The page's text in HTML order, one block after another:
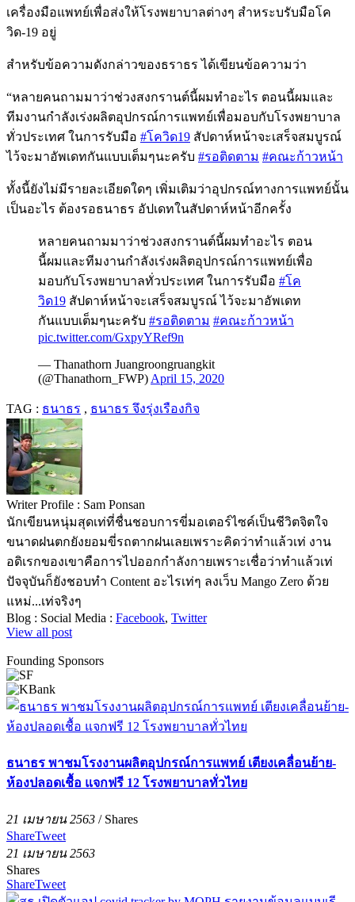
เครื่องมือแพทย์เพื่อส่งให้โรงพยาบาลต่างๆ สำหระบรับมือโค
วิด-19 อยู่
สำหรับข้อความดังกล่าวของธราธร ได้เขียนข้อความว่า
“หลายคนถามมาว่าช่วงสงกรานต์นี้ผมทำอะไร ตอนนี้ผมและ
ทีมงานกำลังเร่งผลิตอุปกรณ์การแพทย์เพื่อมอบกับโรงพยาบาล
ทั่วประเทศ ในการรับมือ #โควิด19 สัปดาห์หน้าจะเสร็จสมบูรณ์
ไว้จะมาอัพเดทกันแบบเต็มๆนะครับ #รอติดตาม #คณะก้าวหน้า
ทั้งนี้ยังไม่มีรายละเอียดใดๆ เพิ่มเติมว่าอุปกรณ์ทางการแพทย์นั้น
เป็นอะไร ต้องรอธนาธร อัปเดทในสัปดาห์หน้าอีกครั้ง
หลายคนถามมาว่าช่วงสงกรานต์นี้ผมทำอะไร ตอน
นี้ผมและทีมงานกำลังเร่งผลิตอุปกรณ์การแพทย์เพื่อ
มอบกับโรงพยาบาลทั่วประเทศ ในการรับมือ #โค
วิด19 สัปดาห์หน้าจะเสร็จสมบูรณ์ ไว้จะมาอัพเดท
กันแบบเต็มๆนะครับ #รอติดตาม #คณะก้าวหน้า
pic.twitter.com/GxpyYRef9n
— Thanathorn Juangroongruangkit
(@Thanathorn_FWP) April 15, 2020
TAG : ธนาธร , ธนาธร จึงรุ่งเรืองกิจ
Writer Profile : Sam Ponsan
นักเขียนหนุ่มสุดเท่ที่ชื่นชอบการขี่มอเตอร์ไซค์เป็นชีวิตจิตใจ
ขนาดฝนตกยังยอมขี่รถตากฝนเลยเพราะคิดว่าทำแล้วเท่ งาน
อดิเรกของเขาคือการไปออกกำลังกายเพราะเชื่อว่าทำแล้วเท่
ปัจจุบันก็ยังชอบทำ Content อะไรเท่ๆ ลงเว็บ Mango Zero ด้วย
แหม่...เท่จริงๆ
Blog : Social Media : Facebook, Twitter
View all post
Founding Sponsors
ธนาธร พาชมโรงงานผลิตอุปกรณ์การแพทย์ เตียงเคลื่อนย้าย-
ห้องปลอดเชื้อ แจกฟรี 12 โรงพยาบาลทั่วไทย
21 เมษายน 2563 / Shares
ShareTweet
21 เมษายน 2563
Shares
ShareTweet